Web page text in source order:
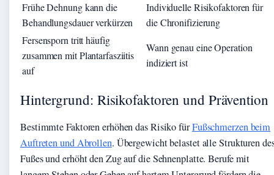
Frühe Dehnung kann die
Behandlungsdauer verkürzen
Individuelle Risikofaktoren für
die Chronifizierung
Fersensporn tritt häufig
zusammen mit Plantarfasziitis
auf
Wann genau eine Operation
indiziert ist
Hintergrund: Risikofaktoren und Prävention
Bestimmte Faktoren erhöhen das Risiko fürFußschmerzen beim
Auftreten und Abrollen. Übergewicht belastet alle Strukturen
Fußes und erhöht den Zug auf die Sehnenplatte. Berufe mit